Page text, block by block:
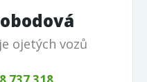
ojetých vozů